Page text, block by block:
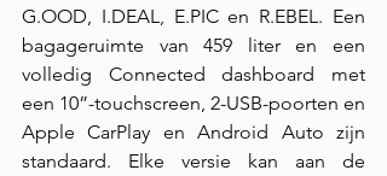
G.OOD, I.DEAL, E.PIC en R.EBEL. Een
bagageruimte van 459 liter en een
volledig Connected dashboard met
een 10”-touchscreen, 2-USB-poorten en
Apple CarPlay en Android Auto zijn
standaard. Elke versie kan aan de